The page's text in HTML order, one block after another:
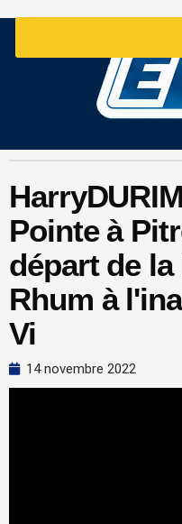
Pointe à
départ de
Rhum à
Vi
14 novembre 2022